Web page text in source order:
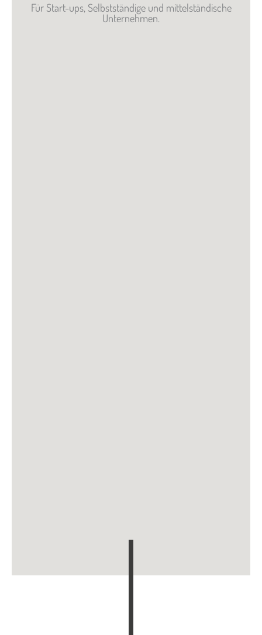
Für Start-ups, Selbstständige und mittelständische
Unternehmen.